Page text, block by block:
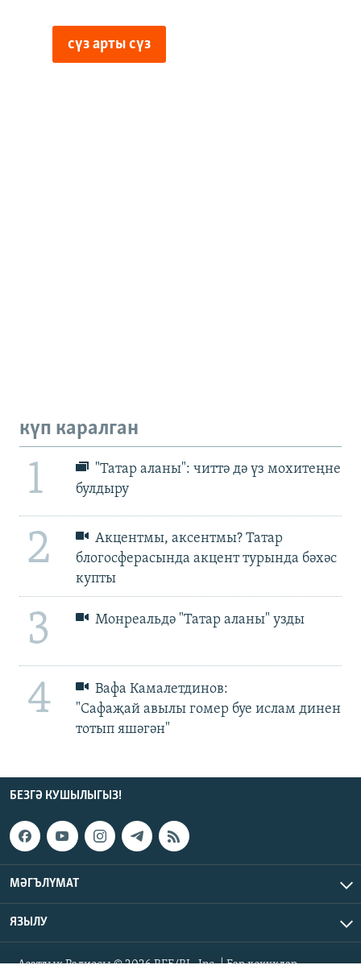
күп каралган
1
"Татар аланы": читтә дә үз мохитеңне
булдыру
2
Акцентмы, аксентмы? Татар
блогосферасында акцент турында бәхәс
купты
3 Монреальдә "Татар аланы" узды
4
Вафа Камалетдинов:
"Сафаҗай авылы гомер буе ислам динен
тотып яшәгән"
БЕЗГӘ КУШЫЛЫГЫЗ!
МӘГЪЛҮМАТ
ЯЗЫЛУ